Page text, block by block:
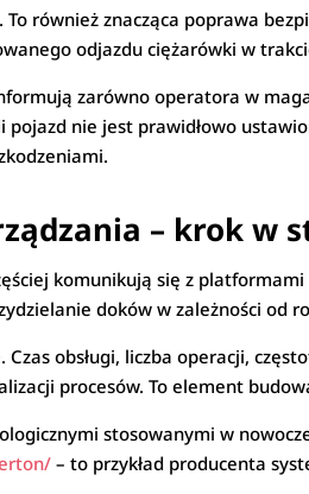
również znacząca poprawa
odjazdu ciężarówki w
zarówno operatora w
nie jest prawidłowo
– krok w
komunikują się z
doków w zależności od
obsługi, liczba operacji,
procesów. To element
stosowanymi w
– to przykład producenta